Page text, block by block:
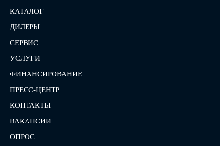
КАТАЛОГ
ДИЛЕРЫ
СЕРВИС
УСЛУГИ
ФИНАНСИРОВАНИЕ
ПРЕСС-ЦЕНТР
КОНТАКТЫ
ВАКАНСИИ
ОПРОС